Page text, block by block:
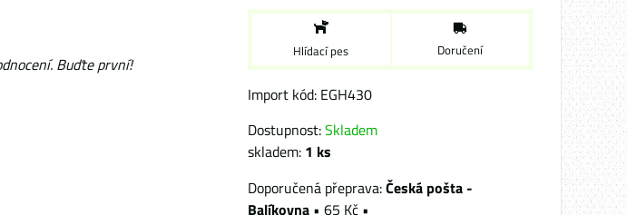
Buďte první!
Hlídací pes Doručení
Import kód: EGH430
Dostupnost:Skladem
skladem: 1 ks
Česká pošta -
Balíkovna • 65 Kč •